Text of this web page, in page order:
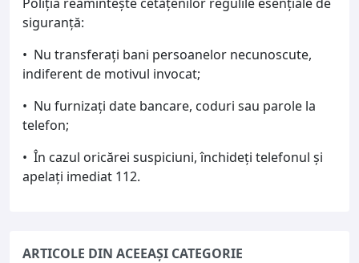
siguranță:
• Nu transferați bani persoanelor necunoscute,
indiferent de motivul invocat;
• Nu furnizați date bancare, coduri sau parole la
telefon;
• În cazul oricărei suspiciuni, închideți telefonul și
apelați imediat 112.
ARTICOLE DIN ACEEAȘI CATEGORIE